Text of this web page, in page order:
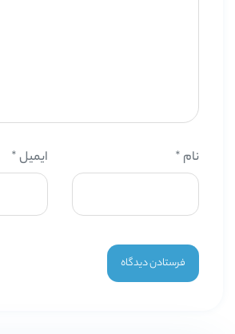
نام * ایمیل*